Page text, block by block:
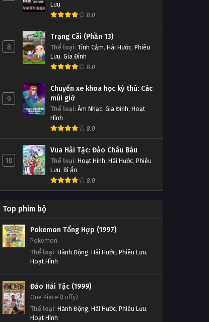
Lưu
8.0
8
Trạng Cãi (Phần 13)
Thể loại: Tình Cảm, Hài Hước, Phiêu
Lưu, Gia Đình
8.0
9
Chuyến xe khoa học kỳ thú: Các
múi giờ
Thể loại: Âm Nhạc, Gia Đình, Hoạt
Hình
8.0
10
Vua Hải Tặc: Đảo Châu Báu
Thể loại: Hoạt Hình, Hài Hước, Phiêu
Lưu, Bí ẩn
8.0
Top phim bộ
Pokemon Tổng Hợp (1997)
Pokemon
Thể loại: Hành Động, Hài Hước, Phiêu Lưu,
Hoạt Hình
Đảo Hải Tặc (1999)
One Piece (Luffy)
Thể loại: Hành Động, Hài Hước, Phiêu Lưu,
Hoạt Hình